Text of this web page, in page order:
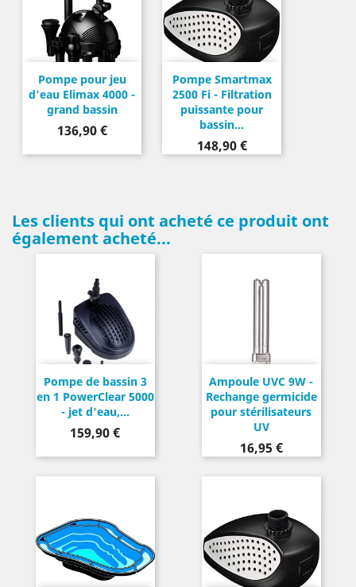
Pompe pour jeu
d'eau Elimax 4000 -
grand bassin
Prix
136,90 €
Pompe Smartmax
2500 Fi - Filtration
puissante pour
bassin...
Prix
148,90 €
Les clients qui ont acheté ce produit ont
également acheté...
Pompe de bassin 3
en 1 PowerClear 5000
- jet d'eau,...
Prix
159,90 €
Ampoule UVC 9W -
Rechange germicide
pour stérilisateurs
UV
Prix
16,95 €